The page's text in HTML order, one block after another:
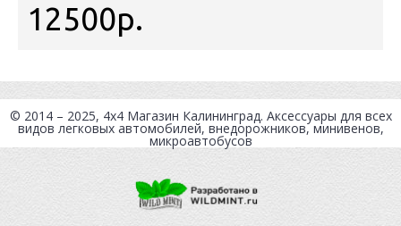
12500р.
© 2014 – 2025, 4x4 Магазин Калининград. Аксессуары для всех
видов легковых автомобилей, внедорожников, минивенов,
микроавтобусов